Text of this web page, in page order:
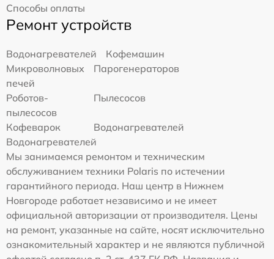
Способы оплаты
Ремонт устройств
Водонагревателей
Кофемашин
Микроволновых
печей
Парогенераторов
Роботов-
пылесосов
Пылесосов
Кофеварок
Водонагревателей
Водонагревателей
Мы занимаемся ремонтом и техническим
обслуживанием техники Polaris по истечении
гарантийного периода. Наш центр в Нижнем
Новгороде работает независимо и не имеет
официальной авторизации от производителя. Цены
на ремонт, указанные на сайте, носят исключительно
ознакомительный характер и не являются публичной